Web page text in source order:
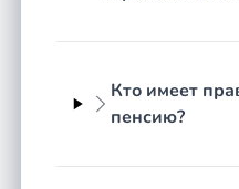
занижение размера
назначение
Кто имеет
пенсию?